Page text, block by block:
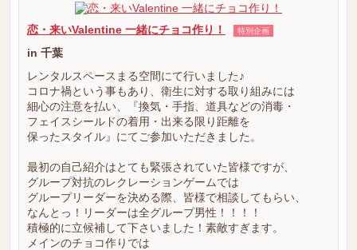
恋・来いValentine 一緒にチョコ作り！ 特別企画
in 千葉
レンタルスペースまる空間にて行いました♪
コロナ禍という事もあり、衛生に対する取り組みには
細心の注意を払い、『換気・手指、道具などの消毒・
フェイスシールドの着用・出来る限り距離を
保ったスタイル』にてご参加いただきました。
最初の自己紹介はとても緊張されていた皆様ですが、
グループ対抗のレクレーションゲームでは
グループリーダーを決める際、皆様で相談してもらい、
なんとっ！リーダーは全グループ男性！！！！
積極的に立候補して下さいました！素敵すぎます。
メインのチョコ作りでは